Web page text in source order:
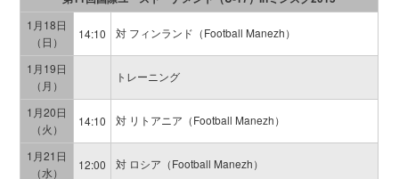
1月18日
（日）
14:10 対 フィンランド（Football Manezh）
1月19日
（月）
トレーニング
1月20日
（火）
14:10 対 リトアニア（Football Manezh）
1月21日
（水）
12:00 対 ロシア（Football Manezh）